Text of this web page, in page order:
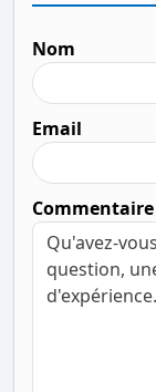
Nom
Email
Commentaire